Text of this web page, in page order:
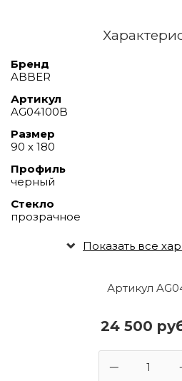
Артикул
24 500
Бренд
ABBER
Артикул
AG04100B
Размер
90 х 180
Профиль
черный
Стекло
прозрачное
Показать все